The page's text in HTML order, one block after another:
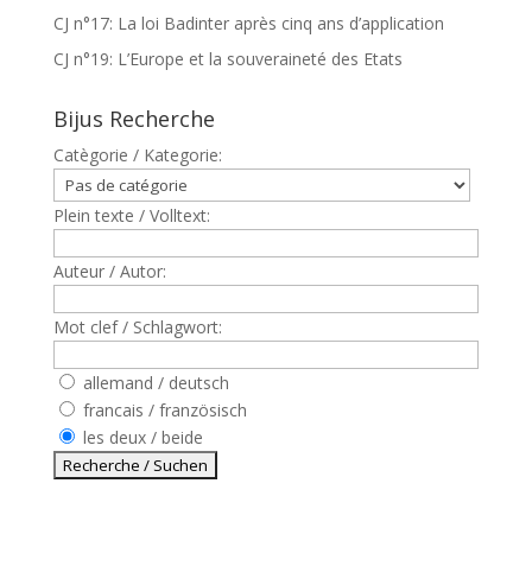
CJ n°17: La loi Badinter après cinq ans d’application
CJ n°19: L’Europe et la souveraineté des Etats
Bijus Recherche
Catègorie / Kategorie:
Plein texte / Volltext:
Auteur / Autor:
Mot clef / Schlagwort:
allemand / deutsch
francais / französisch
les deux / beide